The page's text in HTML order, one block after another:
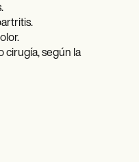
cirugía, según la